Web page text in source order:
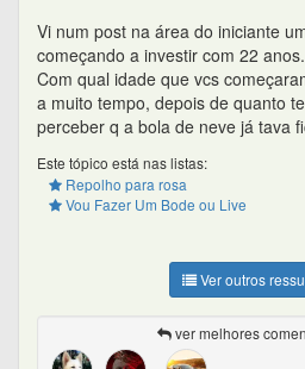
Vi num post na área do iniciante
começando a investir com 22
Com qual idade que vcs
a muito tempo, depois de quanto
perceber q a bola de neve já tava
Este tópico está nas listas:
Repolho para rosa
Vou Fazer Um Bode ou Live
Ver outros
ver melhores